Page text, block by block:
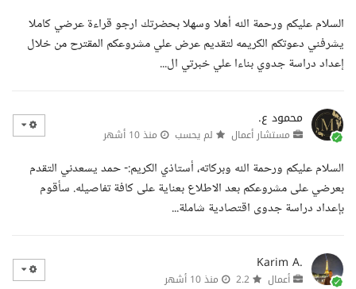
السلام عليكم ورحمة الله أهلا وسهلا بحضرتك ارجو قراءة عرضي كاملا
يشرفني دعوتكم الكريمه لتقديم عرض علي مشروعكم المقترح من خلال
إعداد دراسة جدوي بناءا علي خبرتي ال...
محمود ع.
مستشار أعمال لم يحسب منذ 10 أشهر
السلام عليكم ورحمة الله وبركاته، أستاذي الكريم:- حمد يسعدني التقدم
بعرضي على مشروعكم بعد الاطلاع بعناية على كافة تفاصيله. سأقوم
بإعداد دراسة جدوى اقتصادية شاملة...
Karim A.
أعمال منذ 10 أشهر